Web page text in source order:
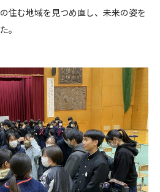
住む地域を見つめ直し、未来の姿を
。